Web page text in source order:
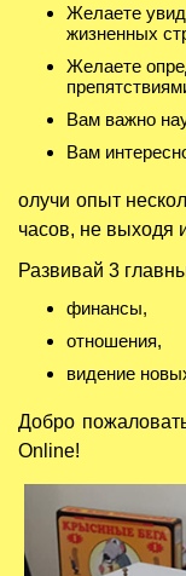
Желаете
жизненных
Желаете
Вам важно
Вам
олучи опыт
часов, не выходя
Развивай 3
финансы,
отношения,
видение
Добро
Online!